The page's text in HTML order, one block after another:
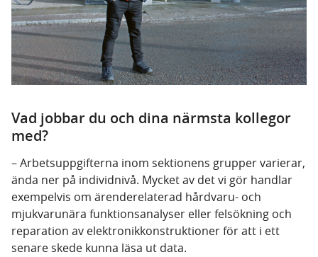
Vad jobbar du och dina närmsta kollegor
med?
– Arbetsuppgifterna inom sektionens grupper varierar,
ända ner på individnivå. Mycket av det vi gör handlar
exempelvis om ärenderelaterad hårdvaru- och
mjukvarunära funktionsanalyser eller felsökning och
reparation av elektronikkonstruktioner för att i ett
senare skede kunna läsa ut data.